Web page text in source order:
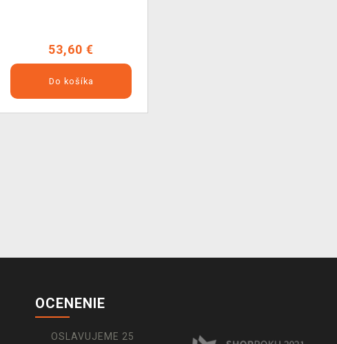
53,60 €
Do košíka
OCENENIE
OSLAVUJEME 25